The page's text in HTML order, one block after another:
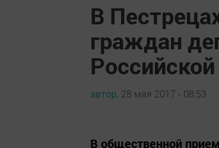
В
граждан
автор, 28 мая 2017 - 08:53
В общественной